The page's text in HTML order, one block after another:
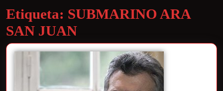
Etiqueta: SUBMARINO ARA
SAN JUAN